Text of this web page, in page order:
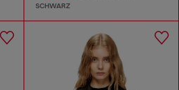
SCHWARZ